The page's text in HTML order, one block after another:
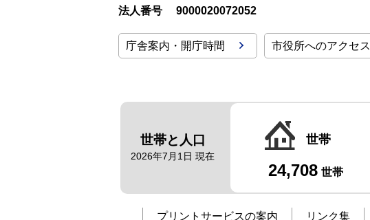
法人番号
9000020072052
庁舎案内・開庁時間 市役所へのアクセス
世帯と人口
2026年7月1日 現在
世帯
24,708 世帯
プリントサービスの案内 リンク集